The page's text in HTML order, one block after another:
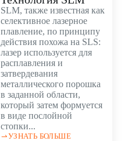
SLM, также известная как
селективное лазерное
плавление, по принципу
действия похожа на SLS:
лазер используется для
расплавления и
затвердевания
металлического порошка
в заданной области,
который затем формуется
в виде послойной
стопки...
УЗНАТЬ БОЛЬШЕ